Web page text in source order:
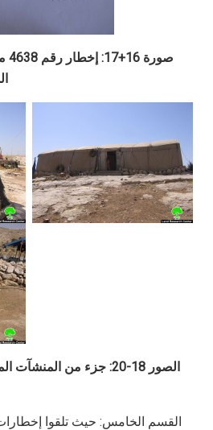
الصور 18-20: جزء من
القسم الخامس: حيث تلقوا